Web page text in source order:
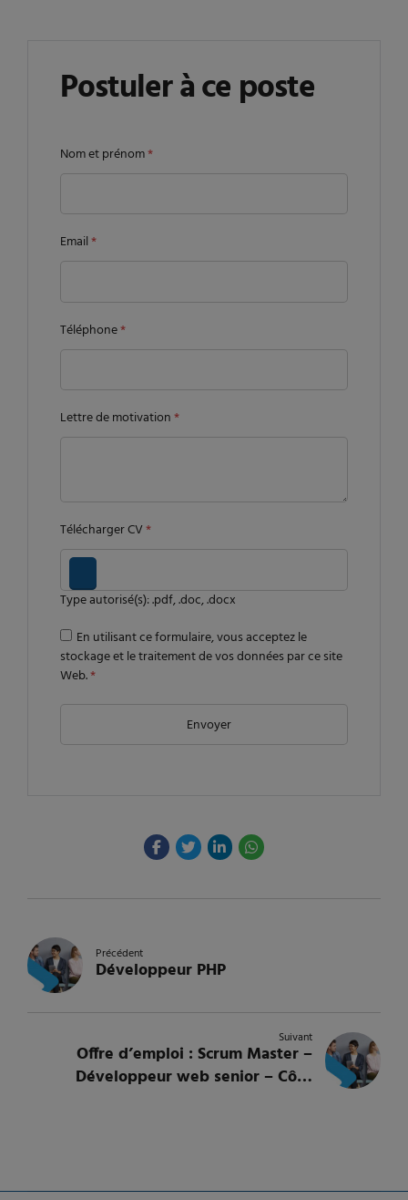
Postuler à ce poste
Nom et prénom*
Email*
Téléphone*
Lettre de motivation*
Télécharger CV*
Type autorisé(s): .pdf, .doc, .docx
En utilisant ce formulaire, vous acceptez le
stockage et le traitement de vos données par ce site
Web.*
Précédent
Développeur PHP
Suivant
Offre d’emploi : Scrum Master –
Développeur web senior – Côte